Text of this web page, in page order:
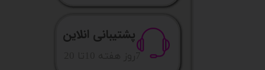
پشتیبانی انلاین